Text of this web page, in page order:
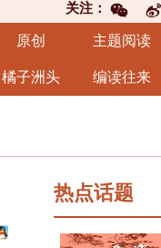
关注：
原创 主题阅读
橘子洲头 编读往来
热点话题